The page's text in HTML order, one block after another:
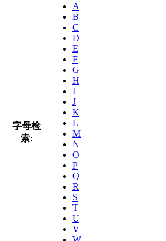
字母检
索:
A
B
C
D
E
F
G
H
I
J
K
L
M
N
O
P
Q
R
S
T
U
V